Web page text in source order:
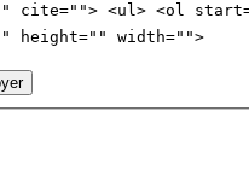
cite=""> <ul> <ol
height="" width="">